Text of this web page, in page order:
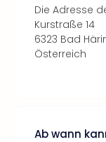
Die Adresse
Kurstraße 14
6323 Bad
Österreich
Ab wann